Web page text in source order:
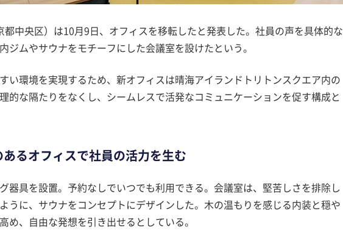
中央区）は10月9日、オフィスを移転したと発表した。社員の声を具体的な
ジムやサウナをモチーフにした会議室を設けたという。
い環境を実現するため、新オフィスは晴海アイランドトリトンスクエア内の
的な隔たりをなくし、シームレスで活発なコミュニケーションを促す構成と
るオフィスで社員の活力を生む
器具を設置。予約なしでいつでも利用できる。会議室は、堅苦しさを排除し
うに、サウナをコンセプトにデザインした。木の温もりを感じる内装と穏や
め、自由な発想を引き出せるとしている。